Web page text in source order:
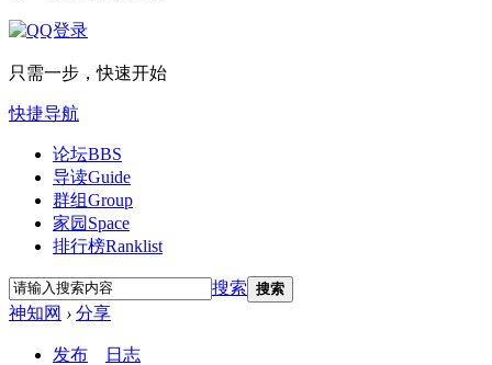
只需一步，快速开始
快捷导航
论坛BBS
导读Guide
群组Group
家园 Space
排行榜Ranklist
搜索 搜索
神知网 › 分享
发布
日志